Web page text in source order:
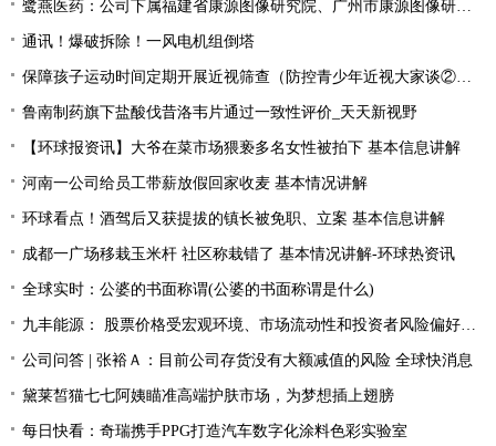
鹭燕医药：公司下属福建省康源图像研究院、广州市康源图像研究院开展人工智能在医疗领域的应用研究|全球快播
通讯！爆破拆除！一风电机组倒塔
保障孩子运动时间定期开展近视筛查（防控青少年近视大家谈②）_全球快看点
鲁南制药旗下盐酸伐昔洛韦片通过一致性评价_天天新视野
【环球报资讯】大爷在菜市场猥亵多名女性被拍下 基本信息讲解
河南一公司给员工带薪放假回家收麦 基本情况讲解
环球看点！酒驾后又获提拔的镇长被免职、立案 基本信息讲解
成都一广场移栽玉米杆 社区称栽错了 基本情况讲解-环球热资讯
全球实时：公婆的书面称谓(公婆的书面称谓是什么)
九丰能源： 股票价格受宏观环境、市场流动性和投资者风险偏好等因素的影响
公司问答 | 张裕Ａ：目前公司存货没有大额减值的风险 全球快消息
黛莱皙猫七七阿姨瞄准高端护肤市场，为梦想插上翅膀
每日快看：奇瑞携手PPG打造汽车数字化涂料色彩实验室